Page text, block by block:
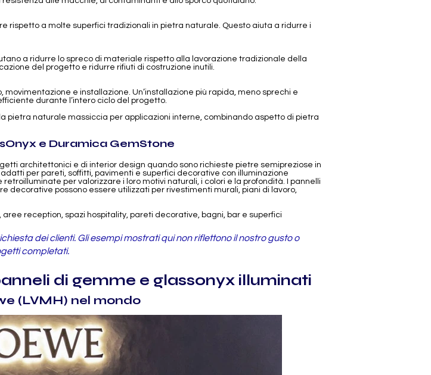
rispetto a molte superfici tradizionali in pietra naturale. Questo aiuta a ridurre i
a ridurre lo spreco di materiale rispetto alla lavorazione tradizionale della
del progetto e ridurre rifiuti di costruzione inutili.
e installazione. Un’installazione più rapida, meno sprechi e
durante l’intero ciclo del progetto.
pietra naturale massiccia per applicazioni interne, combinando aspetto di pietra
e Duramica GemStone
architettonici e di interior design quando sono richieste pietre semipreziose in
per pareti, soffitti, pavimenti e superfici decorative con illuminazione
per valorizzare i loro motivi naturali, i colori e la profondità. I pannelli
decorative possono essere utilizzati per rivestimenti murali, piani di lavoro,
reception, spazi hospitality, pareti decorative, bagni, bar e superfici
dei clienti. Gli esempi mostrati qui non riflettono il nostro gusto o
completati.
di gemme e glassonyx illuminati
(LVMH) nel mondo